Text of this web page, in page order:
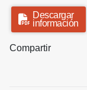
Descargar
información
Compartir